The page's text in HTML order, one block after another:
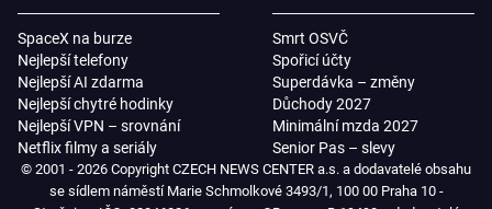
SpaceX na burze
Nejlepší telefony
Nejlepší AI zdarma
Nejlepší chytré hodinky
Nejlepší VPN – srovnání
Netflix filmy a seriály
Smrt OSVČ
Spořicí účty
Superdávka – změny
Důchody 2027
Minimální mzda 2027
Senior Pas – slevy
© 2001 - 2026 Copyright CZECH NEWS CENTER a.s. a dodavatelé obsahu
se sídlem náměstí Marie Schmolkové 3493/1, 100 00 Praha 10 -